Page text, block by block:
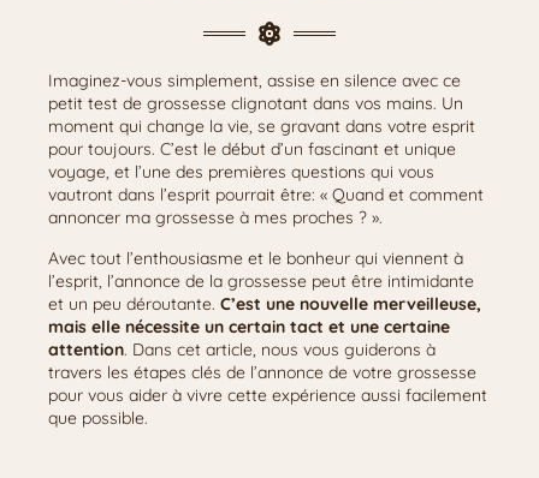
Imaginez-vous simplement, assise en silence avec ce
petit test de grossesse clignotant dans vos mains. Un
moment qui change la vie, se gravant dans votre esprit
pour toujours. C’est le début d’un fascinant et unique
voyage, et l’une des premières questions qui vous
vautront dans l’esprit pourrait être: « Quand et comment
annoncer ma grossesse à mes proches ? ».
Avec tout l’enthousiasme et le bonheur qui viennent à
l’esprit, l’annonce de la grossesse peut être intimidante
et un peu déroutante. C’est une nouvelle merveilleuse,
mais elle nécessite un certain tact et une certaine
attention. Dans cet article, nous vous guiderons à
travers les étapes clés de l’annonce de votre grossesse
pour vous aider à vivre cette expérience aussi facilement
que possible.